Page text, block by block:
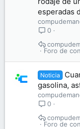
esperadas
0
Foro de
Noticia
gasolina,
0
Foro de